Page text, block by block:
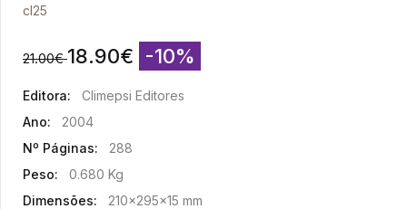
cl25
21.00€ 18.90€ -10%
Editora:
Climepsi Editores
Ano:
2004
Nº Páginas:
288
Peso:
0.680 Kg
Dimensões:
210x295x15 mm